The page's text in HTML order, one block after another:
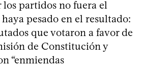
partidos no fuera el
pesado en el resultado:
que votaron a favor de
de Constitución y
“enmiendas